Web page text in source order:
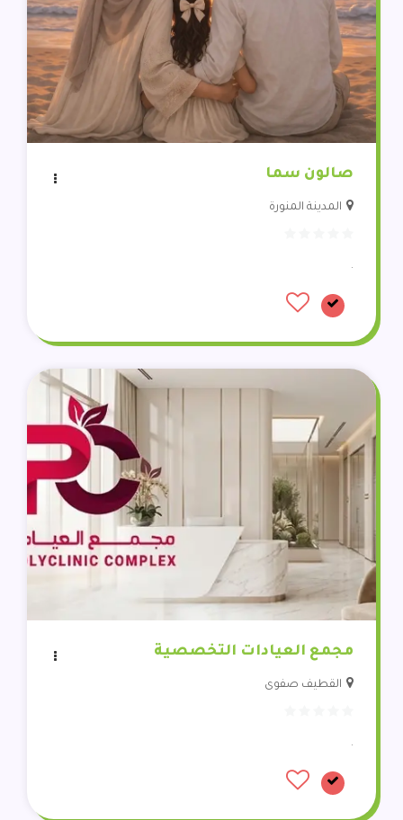
صالون سما
المدينة المنورة
.
مجمع العيادات التخصصية
القطيف صفوى
.